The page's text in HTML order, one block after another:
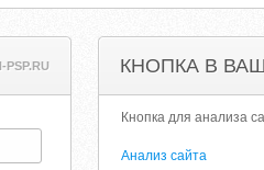
PSP.RU КНОПКА В
Кнопка для анализа
Анализ сайта